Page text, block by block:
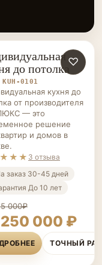
НА ЗАКАЗ ♡
до потолка
0101
кухня до
от производителя
— это
решение
и домов в
3 отзыва
заказ 30-45 дней
До 10 лет
000₽
000 ₽
ТОЧНЫЙ